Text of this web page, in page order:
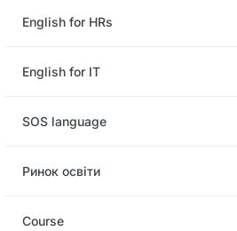
English for HRs
English for IT
SOS language
Ринок освіти
Сourse